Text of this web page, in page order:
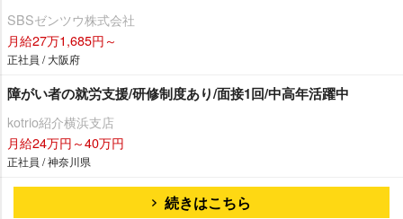
SBSゼンツウ株式会社
月給27万1,685円～
正社員 / 大阪府
障がい者の就労支援/研修制度あり/面接1回/中高年活躍中
kotrio紹介横浜支店
月給24万円～40万円
正社員 / 神奈川県
続きはこちら